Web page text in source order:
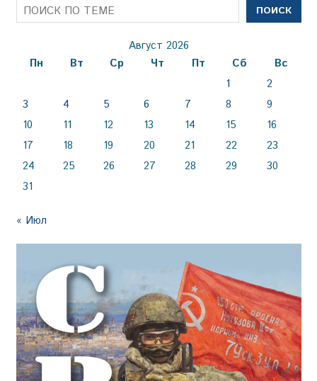
ПОИСК
Август 2026
Пн
Вт Ср Чт Пт Сб
Вс
1
2
3
4 5 6 7 8
9
10
11 12 13 14 15
16
17
18 19 20 21 22
23
24
25 26 27 28 29
30
31
« Июл